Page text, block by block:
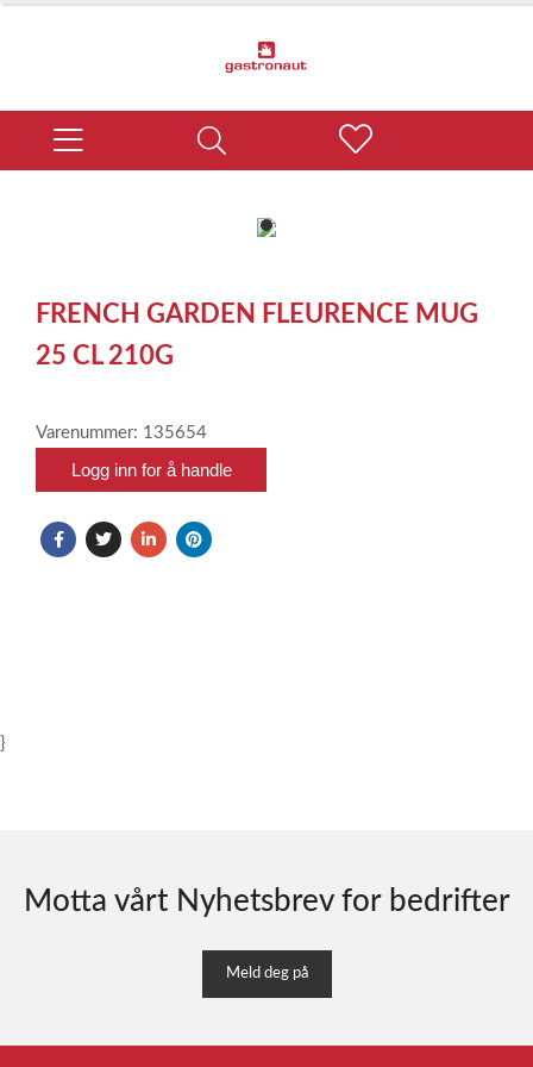
item
of
1
FRENCH GARDEN FLEURENCE MUG
25 CL 210G
Varenummer: 135654
Logg inn for å handle
}
Motta vårt Nyhetsbrev for bedrifter
Meld deg på